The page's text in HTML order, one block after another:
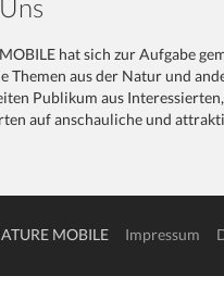
hat sich zur Aufgabe
Themen aus der Natur und
Publikum aus
auf anschauliche und
MOBILE Impressum